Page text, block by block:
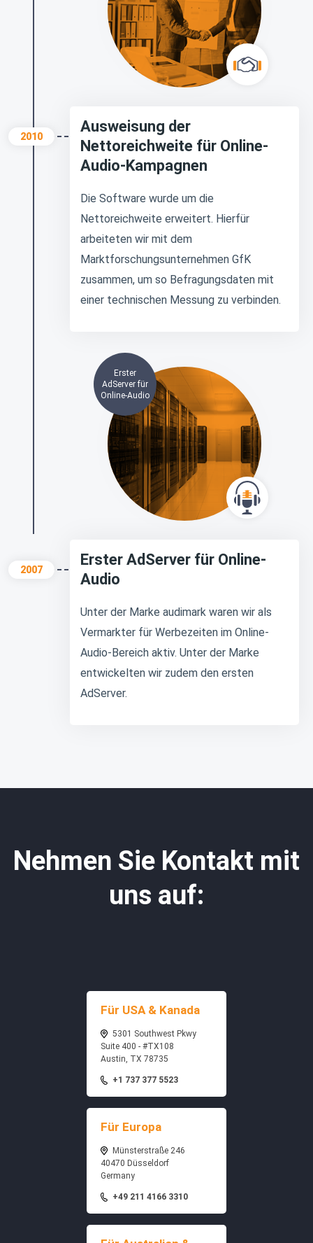
2010
Ausweisung der
Nettoreichweite für Online-
Audio-Kampagnen
Die Software wurde um die
Nettoreichweite erweitert. Hierfür
arbeiteten wir mit dem
Marktforschungsunternehmen GfK
zusammen, um so Befragungsdaten mit
einer technischen Messung zu verbinden.
Erster
AdServer für
Online-Audio
2007
Erster AdServer für Online-
Audio
Unter der Marke audimark waren wir als
Vermarkter für Werbezeiten im Online-
Audio-Bereich aktiv. Unter der Marke
entwickelten wir zudem den ersten
AdServer.
Nehmen Sie Kontakt mit
uns auf:
Für USA & Kanada
5301 Southwest Pkwy
Suite 400 - #TX108
Austin, TX 78735
+1 737 377 5523
Für Europa
Münsterstraße 246
40470 Düsseldorf
Germany
+49 211 4166 3310